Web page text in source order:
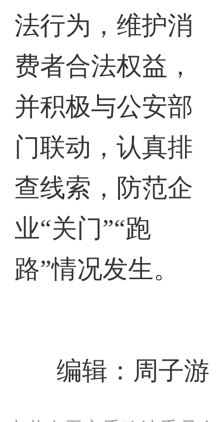
法行为，维护消
费者合法权益，
并积极与公安部
门联动，认真排
查线索，防范企
业“关门”“跑
路”情况发生。
编辑：周子游